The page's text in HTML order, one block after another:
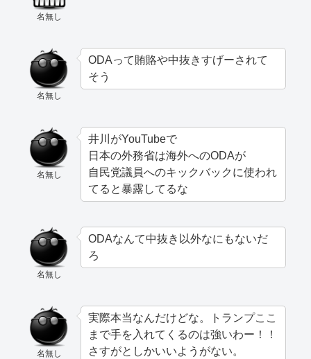
名無し
名無し
ODAって賄賂や中抜きすげーされて
そう
名無し
井川がYouTubeで
日本の外務省は海外へのODAが
自民党議員へのキックバックに使われ
てると暴露してるな
名無し
ODAなんて中抜き以外なにもないだ
ろ
名無し
実際本当なんだけどな。トランプここ
まで手を入れてくるのは強いわー！！
さすがとしかいいようがない。